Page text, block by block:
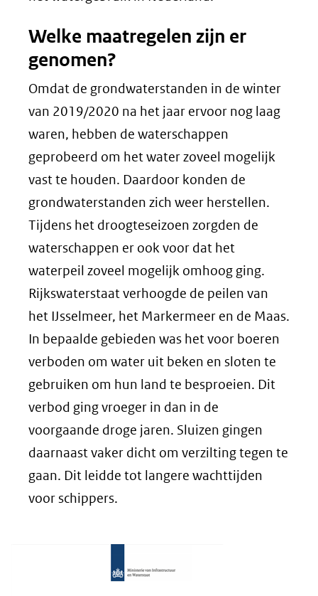
Welke maatregelen zijn er
genomen?
Omdat de grondwaterstanden in de winter
van 2019/2020 na het jaar ervoor nog laag
waren, hebben de waterschappen
geprobeerd om het water zoveel mogelijk
vast te houden. Daardoor konden de
grondwaterstanden zich weer herstellen.
Tijdens het droogteseizoen zorgden de
waterschappen er ook voor dat het
waterpeil zoveel mogelijk omhoog ging.
Rijkswaterstaat verhoogde de peilen van
het IJsselmeer, het Markermeer en de Maas.
In bepaalde gebieden was het voor boeren
verboden om water uit beken en sloten te
gebruiken om hun land te besproeien. Dit
verbod ging vroeger in dan in de
voorgaande droge jaren. Sluizen gingen
daarnaast vaker dicht om verzilting tegen te
gaan. Dit leidde tot langere wachttijden
voor schippers.